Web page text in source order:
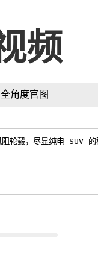
频
角度官图